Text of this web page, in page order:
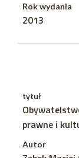
Rok wydania
2013
tytuł
prawne i
Autor